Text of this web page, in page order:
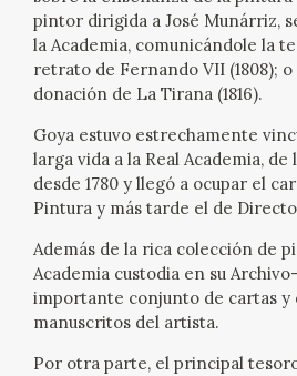
FICHAS ARASAAC
pintor dirigida a José Munárriz,
la Academia, comunicándole la
retrato de Fernando VII (1808);
donación de La Tirana (1816).
Goya estuvo estrechamente
larga vida a la Real Academia,
desde 1780 y llegó a ocupar el
Pintura y más tarde el de
Además de la rica colección de
Academia custodia en su
importante conjunto de cartas y
manuscritos del artista.
Por otra parte, el principal